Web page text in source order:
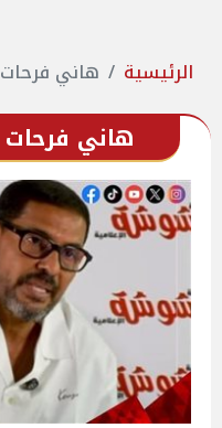
الرئيسية هاني فرحات
هاني فرحات